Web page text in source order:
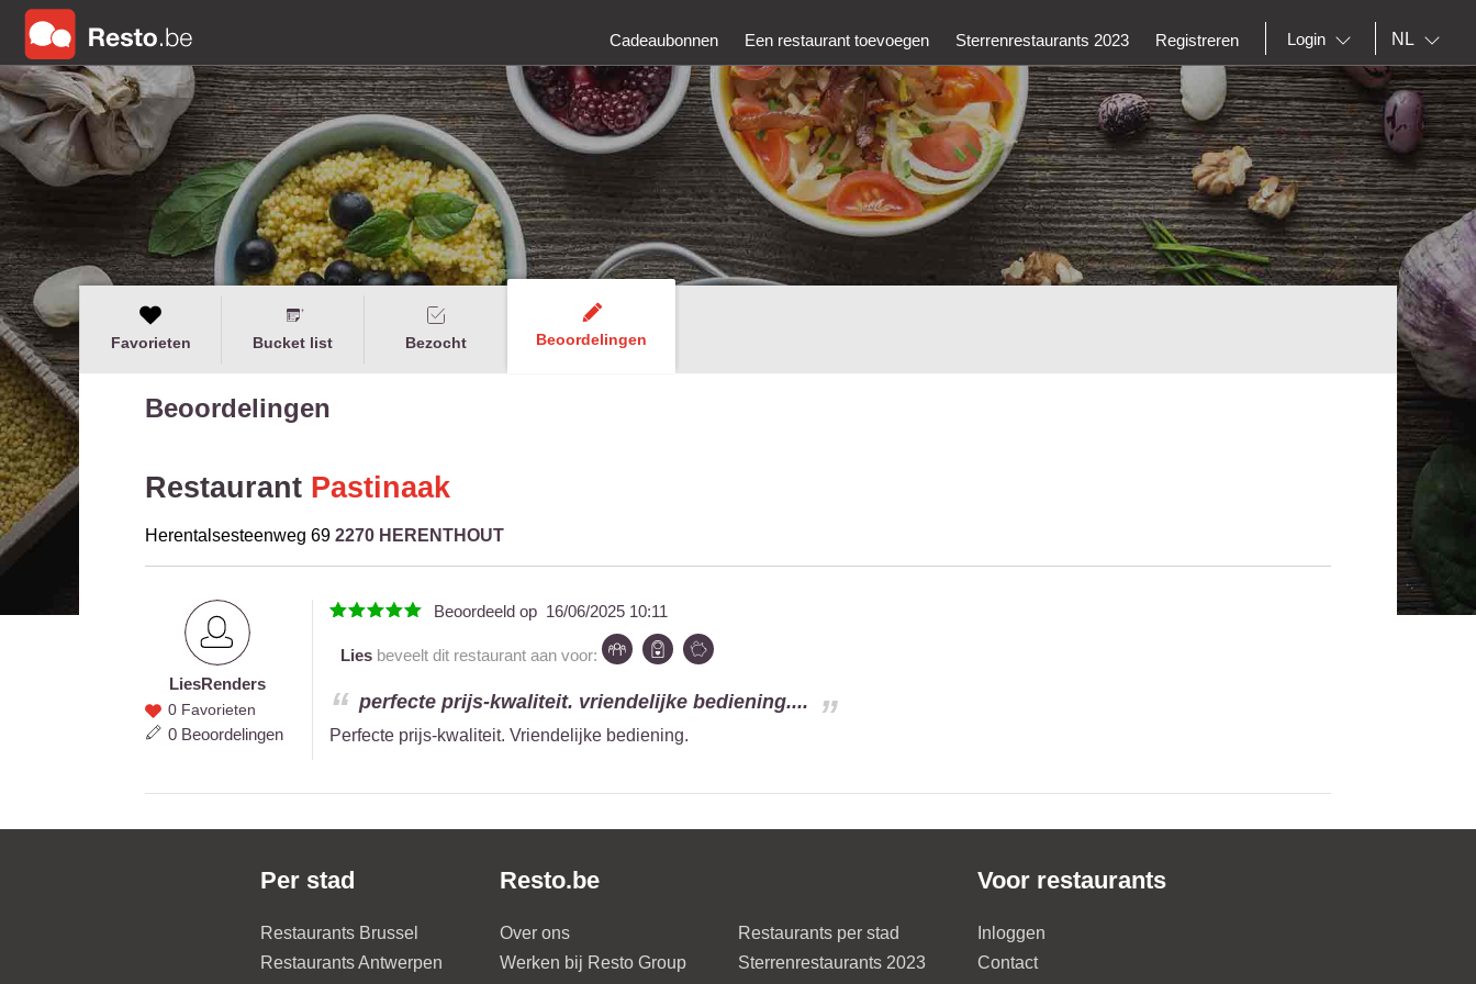
Cadeaubonnen Een restaurant toevoegen Sterrenrestaurants 2023 Registreren Login NL
Favorieten Bucket list Bezocht Beoordelingen
Beoordelingen
Restaurant Pastinaak
Herentalsesteenweg 69 2270 HERENTHOUT
Lies
Renders
LiesRenders
0 Favorieten
0 Beoordelingen
Beoordeeld op 16/06/2025 10:11
Lies beveelt dit restaurant aan voor:
perfecte prijs-kwaliteit. vriendelijke bediening....
Perfecte prijs-kwaliteit. Vriendelijke bediening.
Per stad
Restaurants Brussel
Restaurants Antwerpen
Resto.be
Over ons
Werken bij Resto Group
Restaurants per stad
Sterrenrestaurants 2023
Voor restaurants
Inloggen
Contact